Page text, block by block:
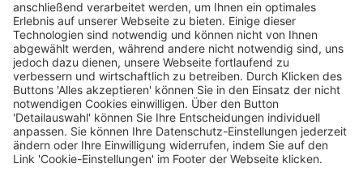
aufzuspüren und dafür zu belangen”, sagteHeere. 140
Mitarbeiterinnen und Mitarbeiter sind im Finanzamt für
Fahndung und Strafsachen Hannover tätig. 574
Fahndungsprüfungen wurden im Jahr 2022
durchgeführt. Bestandskräftige Mehrsteuern von ca.
38,5 Mio. Euro und 459 Strafverfahren waren die Folge.
Bezogen auf die letzten fünf Jahre wurden in
Niedersachsen 10 500 Prüfungen durchgeführt. Das
Mehrergebnis betrug 1,3 Mrd. Euro. “Die Zahlen belegen
eindrucksvoll, wie erfolgreich Niedersachsen in diesem